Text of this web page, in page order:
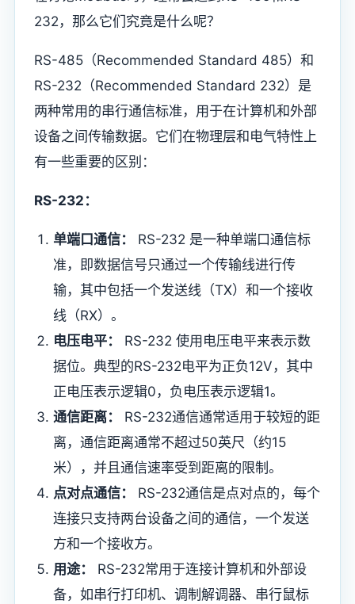
232，那么它们究竟是什么呢？
RS-485（Recommended Standard 485）和
RS-232（Recommended Standard 232）是
两种常用的串行通信标准，用于在计算机和外部
设备之间传输数据。它们在物理层和电气特性上
有一些重要的区别：
RS-232：
单端口通信：
RS-232 是一种单端口通信标
准，即数据信号只通过一个传输线进行传
输，其中包括一个发送线（TX）和一个接收
线（RX）。
电压电平：
RS-232 使用电压电平来表示数
据位。典型的RS-232电平为正负12V，其中
正电压表示逻辑0，负电压表示逻辑1。
通信距离：
RS-232通信通常适用于较短的距
离，通信距离通常不超过50英尺（约15
米），并且通信速率受到距离的限制。
点对点通信：
RS-232通信是点对点的，每个
连接只支持两台设备之间的通信，一个发送
方和一个接收方。
用途：
RS-232常用于连接计算机和外部设
备，如串行打印机、调制解调器、串行鼠标